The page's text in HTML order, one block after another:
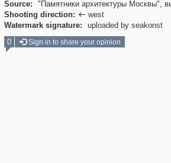
Source:
"Памятники архитектуры Москвы",
Shooting direction:  west
Watermark signature:
uploaded by seakonst
0 Sign in to share your opinion